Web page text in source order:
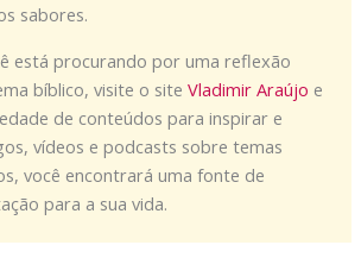
sabores.
está procurando por uma reflexão
bíblico, visite o siteVladimir Araújo e
de conteúdos para inspirar e
vídeos e podcasts sobre temas
você encontrará uma fonte de
para a sua vida.